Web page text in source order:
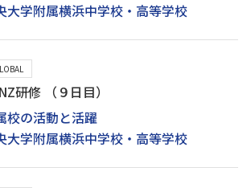
大学附属横浜中学校・高等学校
研修 （９日目）
校の活動と活躍
大学附属横浜中学校・高等学校